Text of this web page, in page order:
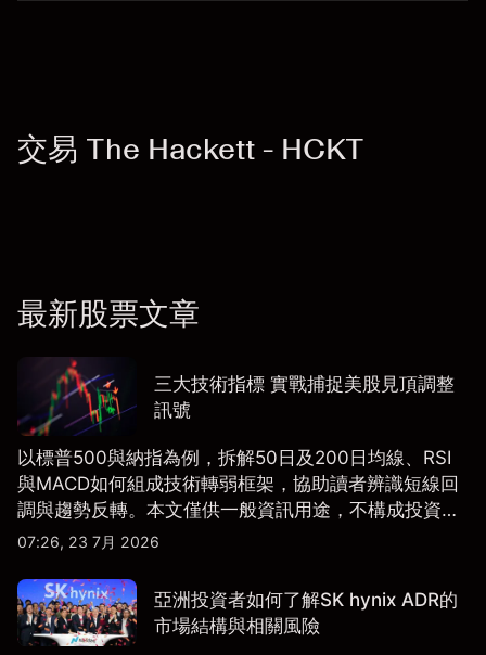
交易 The Hackett - HCKT
最新股票文章
三大技術指標 實戰捕捉美股見頂調整
訊號
以標普500與納指為例，拆解50日及200日均線、RSI
與MACD如何組成技術轉弱框架，協助讀者辨識短線回
調與趨勢反轉。本文僅供一般資訊用途，不構成投資研
究、投資建議或任何交易推薦。
07:26, 23 7月 2026
亞洲投資者如何了解SK hynix ADR的
市場結構與相關風險